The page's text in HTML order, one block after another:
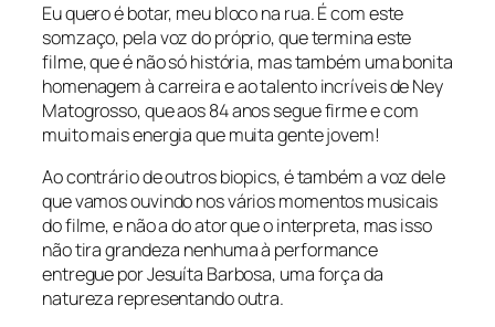
Eu quero é botar, meu bloco na rua. É com este
somzaço, pela voz do próprio, que termina este
filme, que é não só história, mas também uma bonita
homenagem à carreira e ao talento incríveis de Ney
Matogrosso, que aos 84 anos segue firme e com
muito mais energia que muita gente jovem!
Ao contrário de outros biopics, é também a voz dele
que vamos ouvindo nos vários momentos musicais
do filme, e não a do ator que o interpreta, mas isso
não tira grandeza nenhuma à performance
entregue por Jesuíta Barbosa, uma força da
natureza representando outra.